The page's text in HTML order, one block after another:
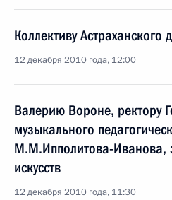
Коллективу Астраханского
12 декабря 2010 года, 12:00
Валерию Вороне, ректору
музыкального
М.М.Ипполитова-Иванова,
искусств
12 декабря 2010 года, 11:30